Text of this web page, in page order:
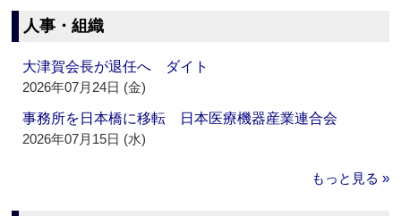
人事・組織
大津賀会長が退任へ ダイト
2026年07月24日 (金)
事務所を日本橋に移転 日本医療機器産業連合会
2026年07月15日 (水)
もっと見る »